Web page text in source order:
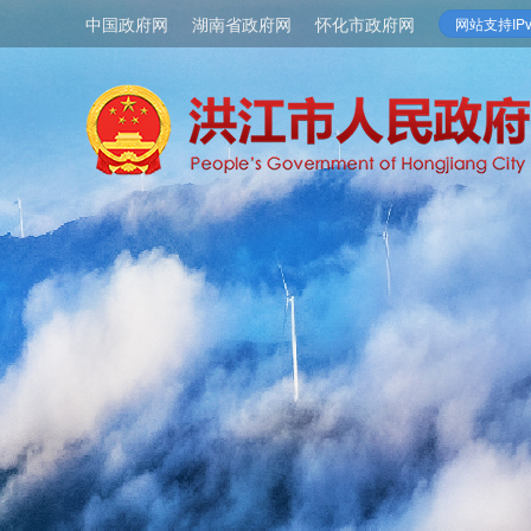
中国政府网 湖南省政府网 怀化市政府网 网站支持